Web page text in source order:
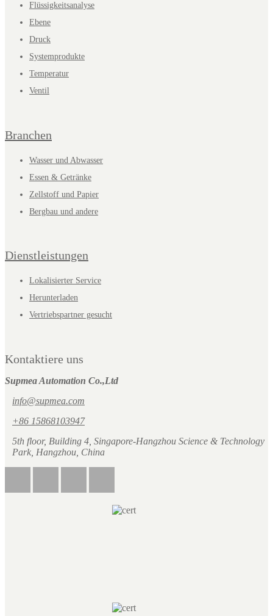
Flüssigkeitsanalyse
Ebene
Druck
Systemprodukte
Temperatur
Ventil
Branchen
Wasser und Abwasser
Essen & Getränke
Zellstoff und Papier
Bergbau und andere
Dienstleistungen
Lokalisierter Service
Herunterladen
Vertriebspartner gesucht
Kontaktiere uns
Supmea Automation Co.,Ltd
info@supmea.com
+86 15868103947
5th floor, Building 4, Singapore-Hangzhou Science & Technology
Park, Hangzhou, China